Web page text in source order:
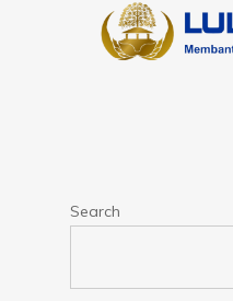
Search